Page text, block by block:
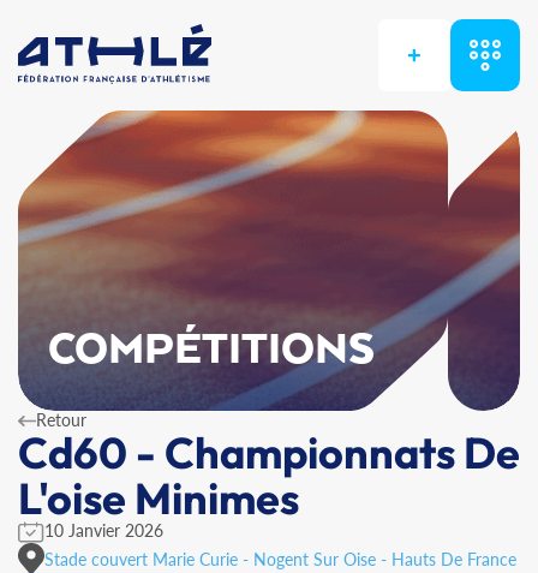
+
COMPÉTITIONS
Retour
Cd60 - Championnats De
L'oise Minimes
10 Janvier 2026
Stade couvert Marie Curie - Nogent Sur Oise - Hauts De France